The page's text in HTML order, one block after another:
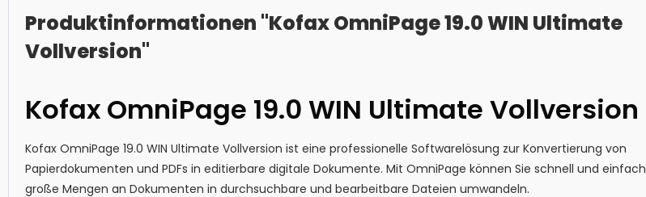
Produktinformationen "Kofax OmniPage 19.0 WIN Ultimate
Vollversion"
Kofax OmniPage 19.0 WIN Ultimate Vollversion
Kofax OmniPage 19.0 WIN Ultimate Vollversion ist eine professionelle Softwarelösung zur Konvertierung von
Papierdokumenten und PDFs in editierbare digitale Dokumente. Mit OmniPage können Sie schnell und einfach
große Mengen an Dokumenten in durchsuchbare und bearbeitbare Dateien umwandeln.